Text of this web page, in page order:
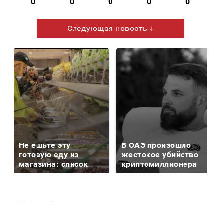
Следующая новость ↓
Не ешьте эту
готовую еду из
магазина: список
В ОАЭ произошло
жестокое убийство
криптомиллионера